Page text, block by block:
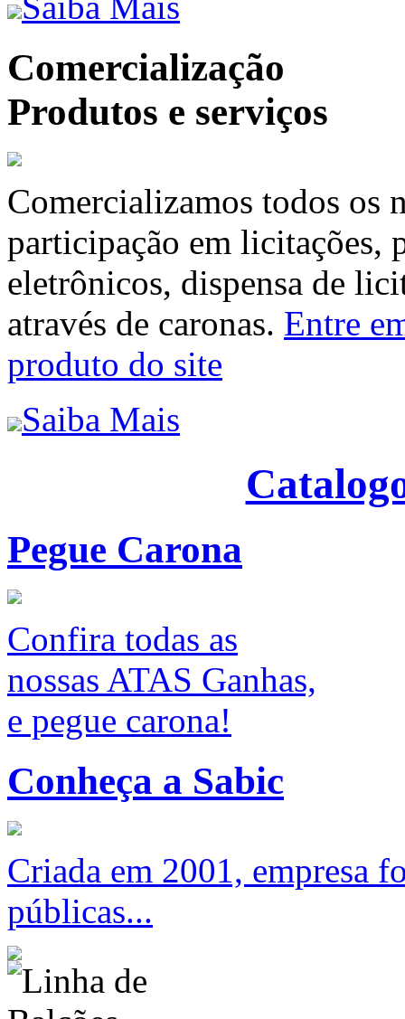
Comercialização
Produtos e serviços
Comercializamos todos os
participação em licitações,
eletrônicos, dispensa de
através de caronas. Entre
produto do site
Saiba Mais
Pegue Carona
Confira todas as
nossas ATAS Ganhas,
e pegue carona!
Conheça a Sabic
Criada em 2001, empresa
públicas...